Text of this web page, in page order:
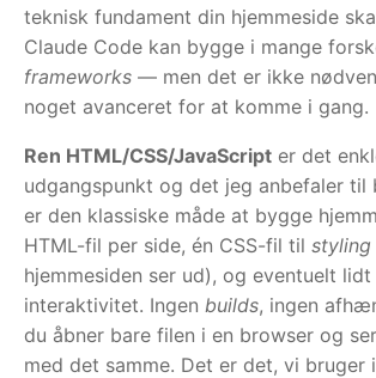
teknisk fundament din hjemmeside
Claude Code kan bygge i mange
frameworks — men det er ikke
noget avanceret for at komme i gang.
Ren HTML/CSS/JavaScript er det
udgangspunkt og det jeg anbefaler til
er den klassiske måde at bygge
HTML-fil per side, én CSS-fil til styling
hjemmesiden ser ud), og eventuelt
interaktivitet. Ingen builds, ingen
du åbner bare filen i en browser og
med det samme. Det er det, vi bruger